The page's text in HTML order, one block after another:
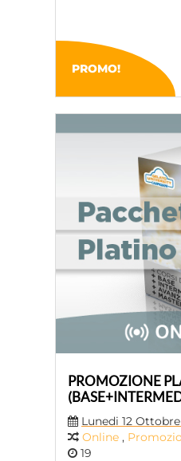
PROMO!
PROMOZIONE
Lunedi 12
Online ,
19